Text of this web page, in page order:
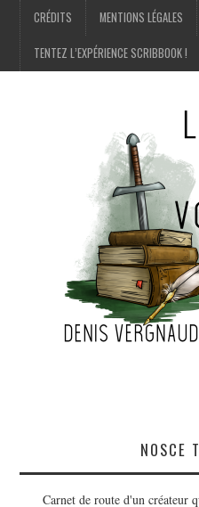
CRÉDITS MENTIONS LÉGALES
TENTEZ L’EXPÉRIENCE SCRIBBOOK !
NOSCE
Carnet de route d'un créateur